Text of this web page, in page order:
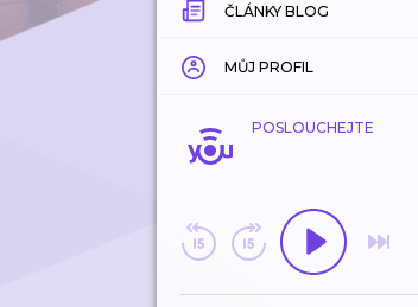
ČLÁNKY BLOG
MŮJ PROFIL
POSLOUCHEJTE